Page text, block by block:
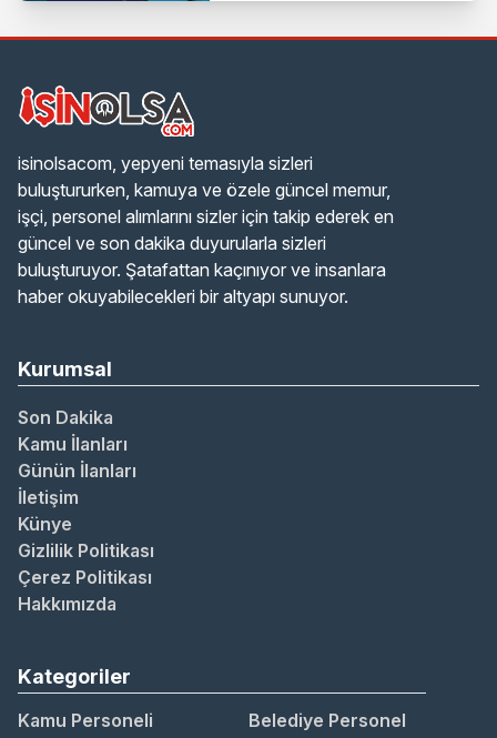
isinolsacom, yepyeni temasıyla sizleri
buluştururken, kamuya ve özele güncel memur,
işçi, personel alımlarını sizler için takip ederek en
güncel ve son dakika duyurularla sizleri
buluşturuyor. Şatafattan kaçınıyor ve insanlara
haber okuyabilecekleri bir altyapı sunuyor.
Kurumsal
Son Dakika
Kamu İlanları
Günün İlanları
İletişim
Künye
Gizlilik Politikası
Çerez Politikası
Hakkımızda
Kategoriler
Kamu Personeli
Belediye Personel